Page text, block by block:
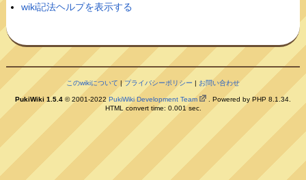
wiki記法ヘルプを表示する
このwikiについて |プライバシーポリシー | お問い合わせ
PukiWiki 1.5.4 © 2001-2022PukiWiki Development Team
. Powered by PHP 8.1.34.
HTML convert time: 0.001 sec.